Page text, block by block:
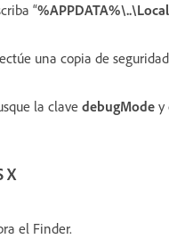
“
una copia de
la clavedebugMode y
X
el Finder.